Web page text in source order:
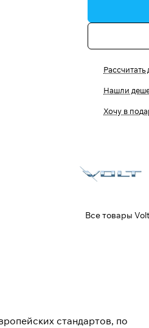
Рассчитать
Нашли
Хочу в
Все товары Volt
стандартов, по